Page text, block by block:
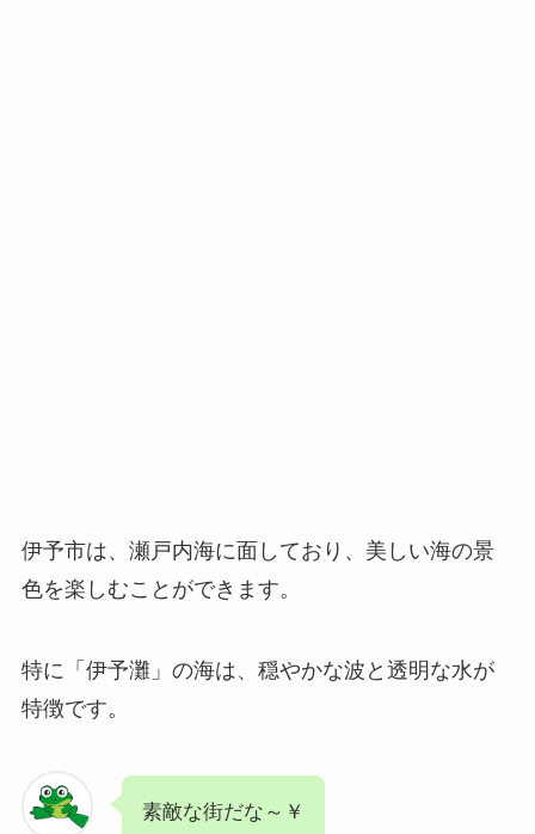
伊予市は、瀬戸内海に面しており、美しい海の景
色を楽しむことができます。
特に「伊予灘」の海は、穏やかな波と透明な水が
特徴です。
素敵な街だな～￥